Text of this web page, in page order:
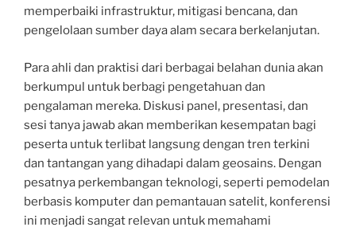
memperbaiki infrastruktur, mitigasi bencana, dan
pengelolaan sumber daya alam secara berkelanjutan.
Para ahli dan praktisi dari berbagai belahan dunia akan
berkumpul untuk berbagi pengetahuan dan
pengalaman mereka. Diskusi panel, presentasi, dan
sesi tanya jawab akan memberikan kesempatan bagi
peserta untuk terlibat langsung dengan tren terkini
dan tantangan yang dihadapi dalam geosains. Dengan
pesatnya perkembangan teknologi, seperti pemodelan
berbasis komputer dan pemantauan satelit, konferensi
ini menjadi sangat relevan untuk memahami